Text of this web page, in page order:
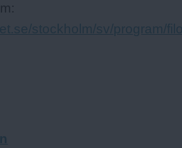
stockholm/sv/program/